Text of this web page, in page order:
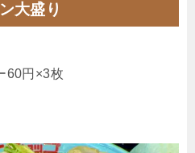
大盛り
60円×3枚